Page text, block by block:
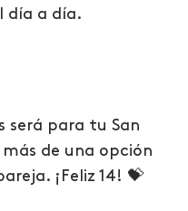
día a día.
será para tu San
de una opción
¡Feliz 14! 💝